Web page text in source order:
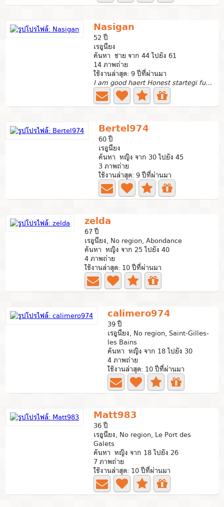
Nasigan
52 ปี
เรอูนียง
ค้นหา ชาย จาก 44 ไปยัง 61
14 ภาพถ่าย
ใช้งานล่าสุด: 9 ปีที่ผ่านมา
I am good haert Honest startegi funny romantic open...
Bertel974
60 ปี
เรอูนียง
ค้นหา หญิง จาก 30 ไปยัง 45
3 ภาพถ่าย
ใช้งานล่าสุด: 9 ปีที่ผ่านมา
zelda
67 ปี
เรอูนียง, No region, Abondance
ค้นหา หญิง จาก 25 ไปยัง 40
4 ภาพถ่าย
ใช้งานล่าสุด: 10 ปีที่ผ่านมา
calimero974
39 ปี
เรอูนียง, No region, Saint-Gilles-
les Bains
ค้นหา หญิง จาก 18 ไปยัง 30
4 ภาพถ่าย
ใช้งานล่าสุด: 10 ปีที่ผ่านมา
Matt983
36 ปี
เรอูนียง, No region, Le Port des
Galets
ค้นหา หญิง จาก 18 ไปยัง 26
7 ภาพถ่าย
ใช้งานล่าสุด: 10 ปีที่ผ่านมา